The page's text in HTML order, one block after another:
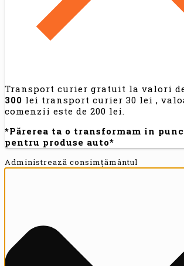
Transport curier gratuit la valori
300 lei transport curier 30 lei ,
comenzii este de 200 lei.
*Părerea ta o transformam in
pentru produse auto*
Administrează consimțământul